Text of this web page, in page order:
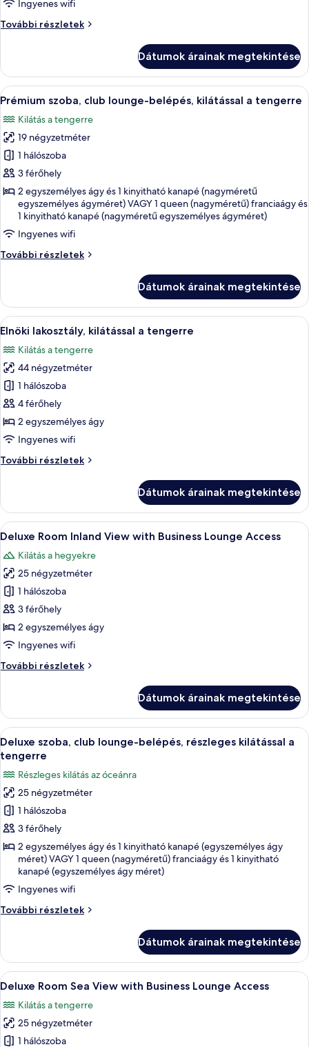
részleges
kilátással
Ingyenes wifi
További részletek
Prémium
belépés,
részleges
kilátással
tengerre
további
részletei
Dátumok árainak megtekintése
A
következő
szoba
összes
képének
megtekintése:
Prémium
szoba,
club
lounge-
belépés,
tengerre
1 hálószoba, minibár, széf a szobában
6
Prémium szoba, club lounge-belépés, kilátással a tengerre
Kilátás a tengerre
19 négyzetméter
1 hálószoba
3 férőhely
2 egyszemélyes ágy és 1 kinyitható kanapé (nagyméretű
egyszemélyes ágyméret) VAGY 1 queen (nagyméretű) franciaágy és
1 kinyitható kanapé (nagyméretű egyszemélyes ágyméret)
Ingyenes wifi
További részletek
Prémium
belépés,
kilátással
a
további
részletei
Dátumok árainak megtekintése
A
következő
szoba
összes
képének
megtekintése:
Elnöki
lakosztály,
kilátással
a
Egy modern szállodai szoba,
4
Elnöki lakosztály, kilátással a tengerre
Kilátás a tengerre
44 négyzetméter
1 hálószoba
4 férőhely
2 egyszemélyes ágy
Ingyenes wifi
További részletek
Elnöki
tengerre
további
részletei
Dátumok árainak megtekintése
A
következő
szoba
összes
képének
megtekintése:
Deluxe
Room
Inland
View
Lounge
Access
1 hálószoba, minibár, széf a szobában
7
Deluxe Room Inland View with Business Lounge Access
Kilátás a hegyekre
25 négyzetméter
1 hálószoba
3 férőhely
2 egyszemélyes ágy
Ingyenes wifi
További részletek
Deluxe
with
Business
Lounge
Access
további
részletei
Dátumok árainak megtekintése
A
következő
szoba
összes
képének
megtekintése:
Deluxe
szoba,
club
lounge-
belépés,
részleges
tengerre
1 hálószoba, minibár, széf a szobában
7
Deluxe szoba, club lounge-belépés, részleges kilátással a
tengerre
Részleges kilátás az óceánra
25 négyzetméter
1 hálószoba
3 férőhely
2 egyszemélyes ágy és 1 kinyitható kanapé (egyszemélyes ágy
méret) VAGY 1 queen (nagyméretű) franciaágy és 1 kinyitható
kanapé (egyszemélyes ágy méret)
Ingyenes wifi
További részletek
Deluxe
belépés,
részleges
kilátással
tengerre
további
részletei
Dátumok árainak megtekintése
A
következő
szoba
összes
képének
Egy erkély, melyen két fehér szék,
8
Deluxe Room Sea View with Business Lounge Access
Kilátás a tengerre
25 négyzetméter
1 hálószoba